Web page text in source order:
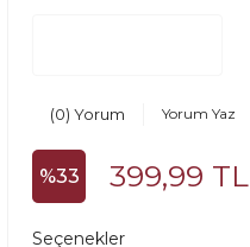
(0) Yorum Yorum Yaz
%33 399,99 TL
Seçenekler